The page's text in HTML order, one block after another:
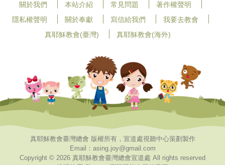
關於我們 本站介紹 常見問題
著作權聲明
隱私權聲明
關於奉獻 寫信給我們
我要去教會
真耶穌教會(臺灣)
真耶穌教會(海外)
真耶穌教會臺灣總會 版權所有，宣道處視聽中心策劃製作
Email：asing.joy@gmail.com
Copyright © 2026 真耶穌教會臺灣總會宣道處 All rights reserved